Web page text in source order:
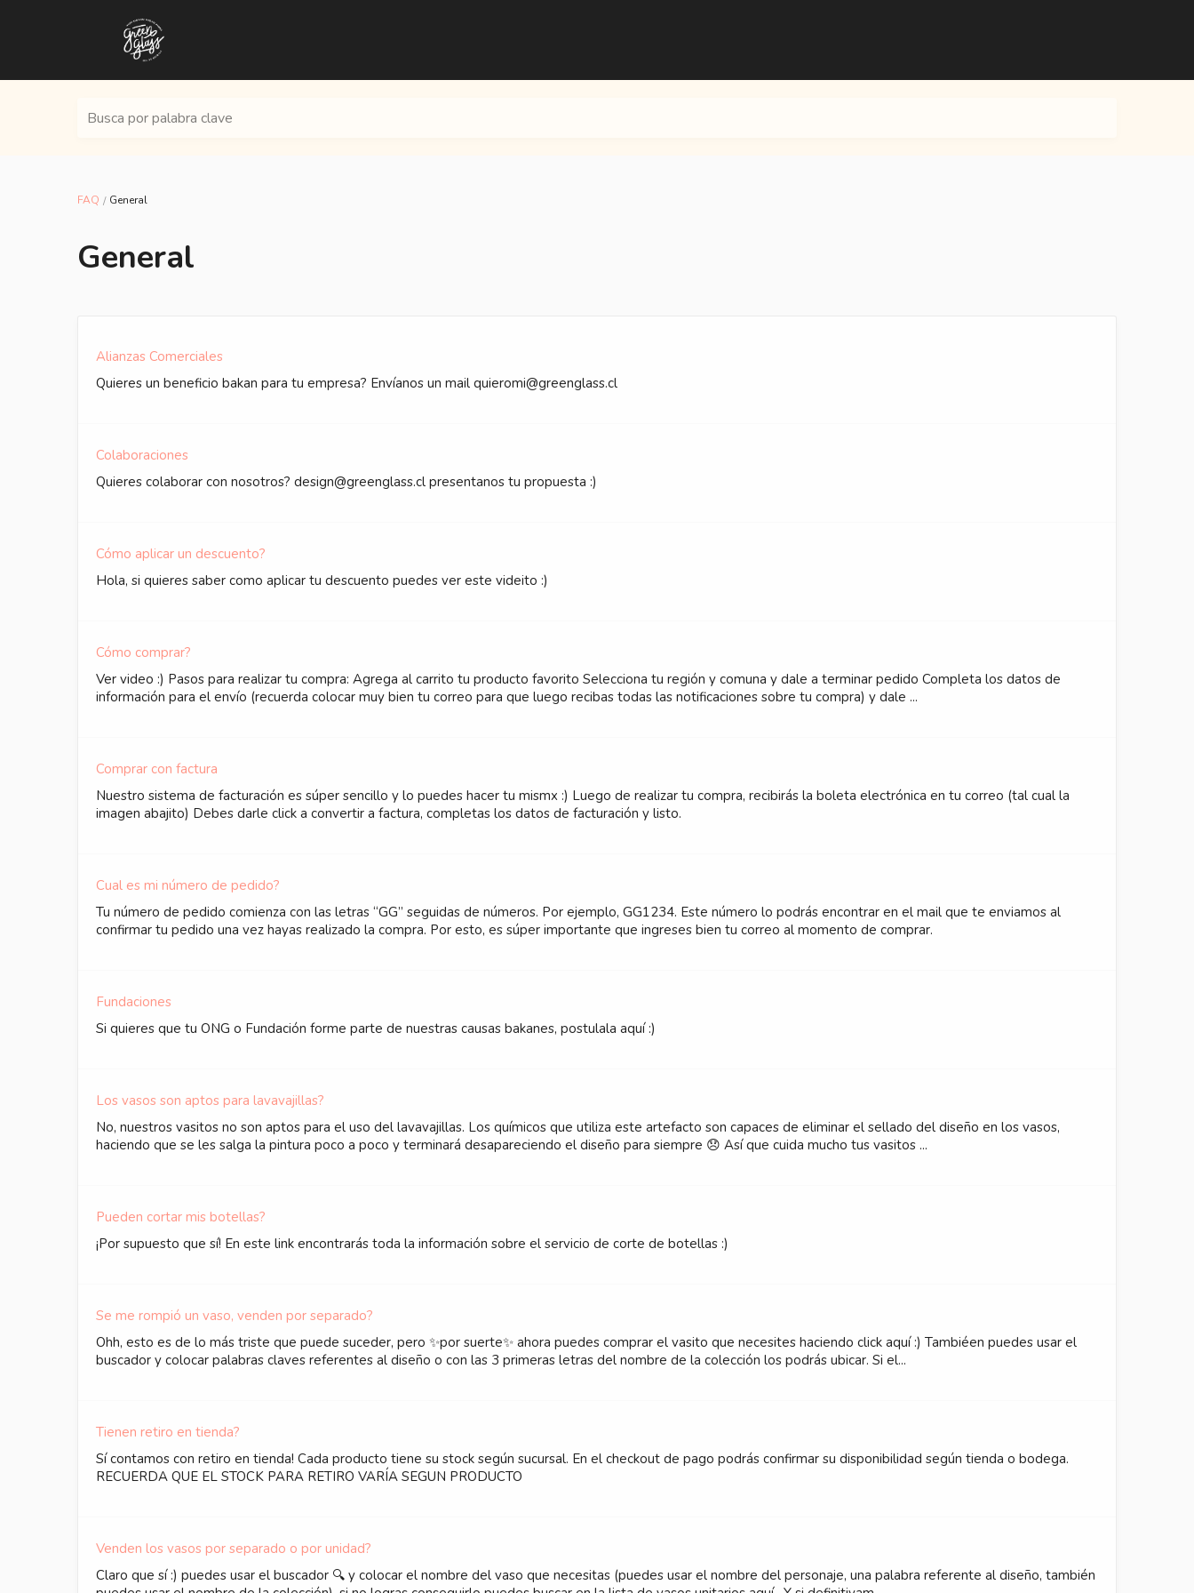
Busca por palabra clave
FAQ General
General
Alianzas Comerciales
Quieres un beneficio bakan para tu empresa? Envíanos un mail quieromi@greenglass.cl
Colaboraciones
Quieres colaborar con nosotros? design@greenglass.cl presentanos tu propuesta :)
Cómo aplicar un descuento?
Hola, si quieres saber como aplicar tu descuento puedes ver este videito :)
Cómo comprar?
Ver video :) Pasos para realizar tu compra: Agrega al carrito tu producto favorito Selecciona tu región y comuna y dale a terminar pedido Completa los datos de
información para el envío (recuerda colocar muy bien tu correo para que luego recibas todas las notificaciones sobre tu compra) y dale ...
Comprar con factura
Nuestro sistema de facturación es súper sencillo y lo puedes hacer tu mismx :) Luego de realizar tu compra, recibirás la boleta electrónica en tu correo (tal cual la
imagen abajito) Debes darle click a convertir a factura, completas los datos de facturación y listo.
Cual es mi número de pedido?
Tu número de pedido comienza con las letras “GG” seguidas de números. Por ejemplo, GG1234. Este número lo podrás encontrar en el mail que te enviamos al
confirmar tu pedido una vez hayas realizado la compra. Por esto, es súper importante que ingreses bien tu correo al momento de comprar.
Fundaciones
Si quieres que tu ONG o Fundación forme parte de nuestras causas bakanes, postulala aquí :)
Los vasos son aptos para lavavajillas?
No, nuestros vasitos no son aptos para el uso del lavavajillas. Los químicos que utiliza este artefacto son capaces de eliminar el sellado del diseño en los vasos,
haciendo que se les salga la pintura poco a poco y terminará desapareciendo el diseño para siempre 😞 Así que cuida mucho tus vasitos ...
Pueden cortar mis botellas?
¡Por supuesto que sí! En este link encontrarás toda la información sobre el servicio de corte de botellas :)
Se me rompió un vaso, venden por separado?
Ohh, esto es de lo más triste que puede suceder, pero ✨por suerte✨ ahora puedes comprar el vasito que necesites haciendo click aquí :) Tambiéen puedes usar el
buscador y colocar palabras claves referentes al diseño o con las 3 primeras letras del nombre de la colección los podrás ubicar. Si el...
Tienen retiro en tienda?
Sí contamos con retiro en tienda! Cada producto tiene su stock según sucursal. En el checkout de pago podrás confirmar su disponibilidad según tienda o bodega.
RECUERDA QUE EL STOCK PARA RETIRO VARÍA SEGUN PRODUCTO
Venden los vasos por separado o por unidad?
Claro que sí :) puedes usar el buscador 🔍 y colocar el nombre del vaso que necesitas (puedes usar el nombre del personaje, una palabra referente al diseño, también